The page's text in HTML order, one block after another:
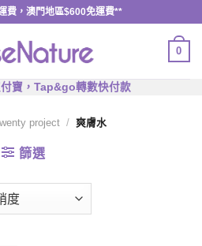
費，澳門地區$600免運費**
0
寶，Tap&go轉數快付款
project / 爽膚水
篩選